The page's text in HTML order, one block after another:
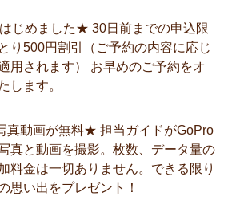
じめました★ 30日前までの申込限
り500円割引（ご予約の内容に応じ
用されます） お早めのご予約をオ
します。
真動画が無料★ 担当ガイドがGoPro
真と動画を撮影。枚数、データ量の
料金は一切ありません。できる限り
思い出をプレゼント！